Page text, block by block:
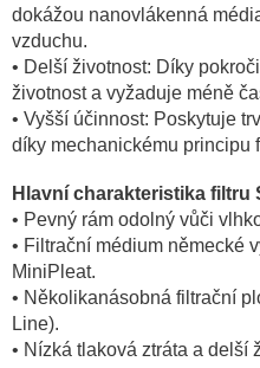
dokážou nanovlákenná
vzduchu.
• Delší životnost: Díky
životnost a vyžaduje méně
• Vyšší účinnost: Poskytuje
díky mechanickému principu
Hlavní charakteristika filtru
• Pevný rám odolný vůči
• Filtrační médium německé
MiniPleat.
• Několikanásobná filtrační
Line).
• Nízká tlaková ztráta a delší